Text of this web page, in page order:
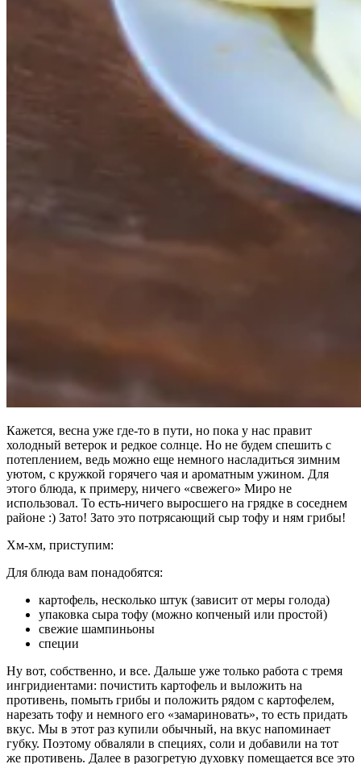
Кажется, весна уже где-то в пути, но пока у нас правит
холодный ветерок и редкое солнце. Но не будем спешить с
потеплением, ведь можно еще немного насладиться зимним
уютом, с кружкой горячего чая и ароматным ужином. Для
этого блюда, к примеру, ничего «свежего» Миро не
использовал. То есть-ничего выросшего на грядке в соседнем
районе :) Зато! Зато это потрясающий сыр тофу и ням грибы!
Хм-хм, приступим:
Для блюда вам понадобятся:
картофель, несколько штук (зависит от меры голода)
упаковка сыра тофу (можно копченый или простой)
свежие шампиньоны
специи
Ну вот, собственно, и все. Дальше уже только работа с тремя
ингридиентами: почистить картофель и выложить на
противень, помыть грибы и положить рядом с картофелем,
нарезать тофу и немного его «замариновать», то есть придать
вкус. Мы в этот раз купили обычный, на вкус напоминает
губку. Поэтому обваляли в специях, соли и добавили на тот
же противень. Далее в разогретую духовку помещается все это